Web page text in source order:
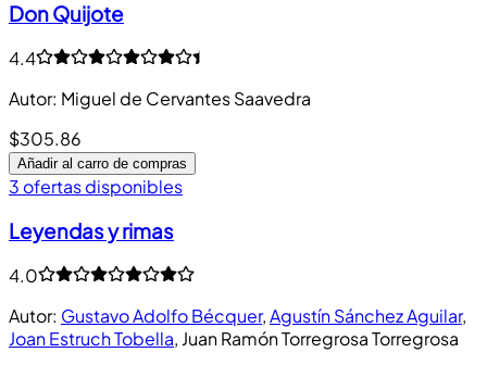
Don Quijote
4.4
Autor: Miguel de Cervantes Saavedra
$305.86
Añadir al carro de compras
3 ofertas disponibles
Leyendas y rimas
4.0
Autor: Gustavo Adolfo Bécquer,Agustín Sánchez Aguilar,
Joan Estruch Tobella, Juan Ramón Torregrosa Torregrosa